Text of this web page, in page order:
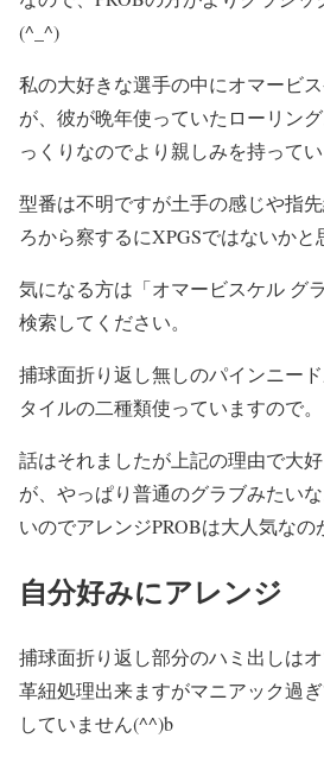
(^_^)
私の大好きな選手の中にオマービ
が、彼が晩年使っていたローリン
っくりなのでより親しみを持ってい
型番は不明ですが土手の感じや指
ろから察するにXPGSではないかと
気になる方は「オマービスケル グ
検索してください。
捕球面折り返し無しのパインニー
タイルの二種類使っていますので。
話はそれましたが上記の理由で大
が、やっぱり普通のグラブみたい
いのでアレンジPROBは大人気なの
自分好みにアレンジ
捕球面折り返し部分のハミ出しは
革紐処理出来ますがマニアック過
していません(^^)b